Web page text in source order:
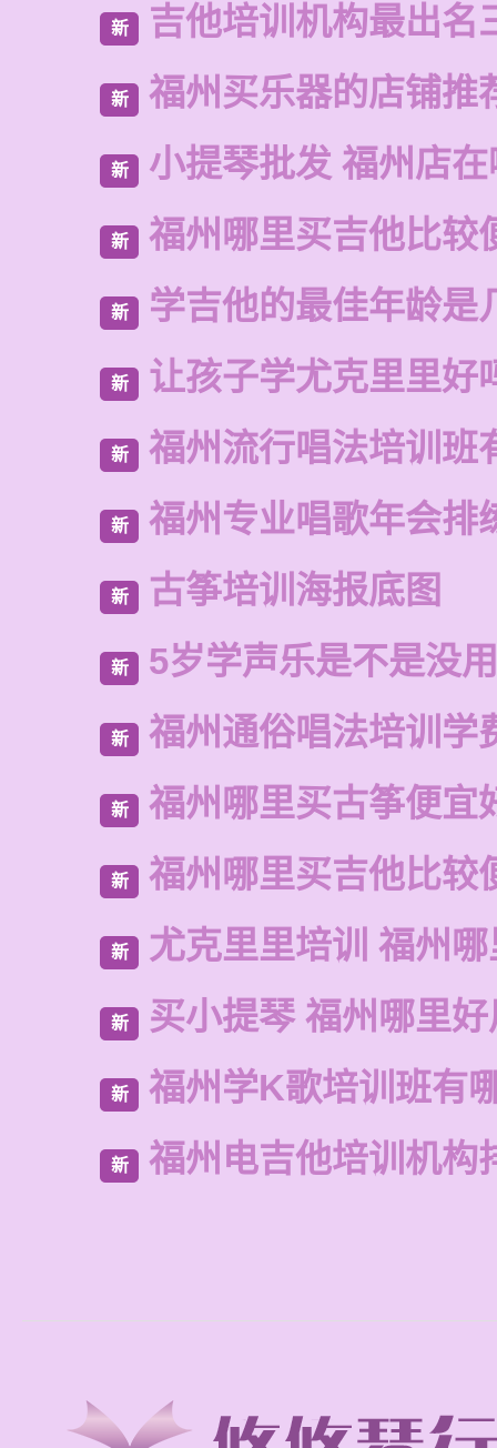
新 吉他培训机构最出名
新 福州买乐器的店铺推
新 小提琴批发 福州店
新 福州哪里买吉他比较
新 学吉他的最佳年龄是
新 让孩子学尤克里里好
新 福州流行唱法培训班
新 福州专业唱歌年会排
新 古筝培训海报底图
新 5岁学声乐是不是没用
新 福州通俗唱法培训学
新 福州哪里买古筝便宜
新 福州哪里买吉他比较
新 尤克里里培训 福州
新 买小提琴 福州哪里
新 福州学K歌培训班有
新 福州电吉他培训机构